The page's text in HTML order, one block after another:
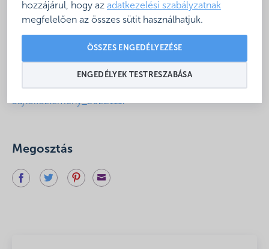
hozzájárul, hogy az adatkezelési szabályzatnak
megfelelően az összes sütit használhatjuk.
ÖSSZES ENGEDÉLYEZÉSE
ENGEDÉLYEK TESTRESZABÁSA
Gulyás Gergely miniszter úr bejelentette, hogy a
kormány turisztikai akciótervet fogadott el.
A Magyar Fürdőszövetség elnöksége a csatolt
sajtóközleményt adta ki a kormány turisztikai
akciótervével kapcsolatosan:
Sajtóközlemény_20221117
Megosztás